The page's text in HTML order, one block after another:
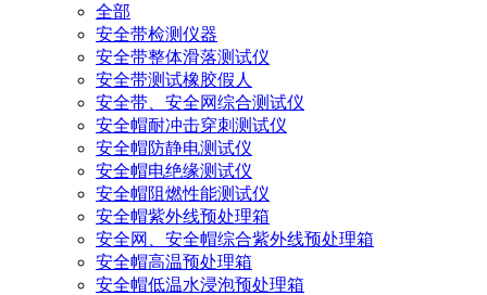
全部
安全带检测仪器
安全带整体滑落测试仪
安全带测试橡胶假人
安全带、安全网综合测试仪
安全帽耐冲击穿刺测试仪
安全帽防静电测试仪
安全帽电绝缘测试仪
安全帽阻燃性能测试仪
安全帽紫外线预处理箱
安全网、安全帽综合紫外线预处理箱
安全帽高温预处理箱
安全帽低温水浸泡预处理箱